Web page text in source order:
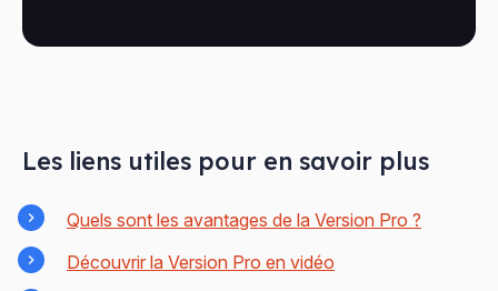
Les liens utiles pour en savoir plus
Quels sont les avantages de la Version Pro ?
Découvrir la Version Pro en vidéo